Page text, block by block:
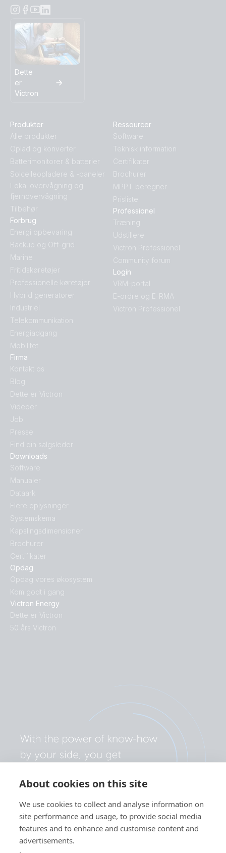
About cookies on this site
We use cookies to collect and analyse information on
site performance and usage, to provide social media
features and to enhance and customise content and
advertisements.
Dette
er
Victron
Produkter
Alle produkter
Oplad og konverter
Batterimonitorer & batterier
Solcelleopladere & -paneler
Lokal overvågning og
fjernovervågning
Tilbehør
Opdag
Opdag vores økosystem
Kom godt i gang
Victron Energy
Dette er Victron
50 års Victron
Downloads
Software
Manualer
Dataark
Flere oplysninger
Systemskema
Kapslingsdimensioner
Brochurer
Certifikater
Forbrug
Energi opbevaring
Backup og Off-grid
Marine
Fritidskøretøjer
Professionelle køretøjer
Hybrid generatorer
Industriel
Telekommunikation
Energiadgang
Mobilitet
Firma
Kontakt os
Blog
Dette er Victron
Videoer
Job
Presse
Find din salgsleder
Ressourcer
Software
Teknisk information
Certifikater
Brochurer
MPPT-beregner
Prisliste
Professionel
Træning
Udstillere
Victron Professionel
Community forum
Login
VRM-portal
E-ordre og E-RMA
Victron Professionel